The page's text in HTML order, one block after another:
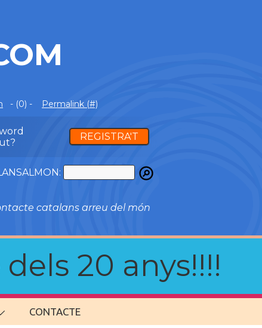
- (0) - Permalink (#)
REGISTRA'T
catalans arreu del món
20 anys!!!!
CONTACTE